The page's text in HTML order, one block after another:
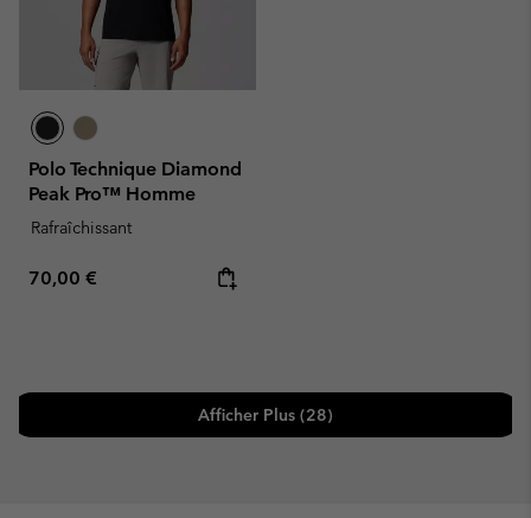
Polo Technique Diamond
Peak Pro™ Homme
Rafraîchissant
Regular price:
70,00 €
Afficher Plus (28)